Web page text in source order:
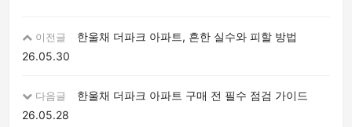
이전글
한울채 더파크 아파트, 흔한 실수와 피할 방법
26.05.30
다음글
한울채 더파크 아파트 구매 전 필수 점검 가이드
26.05.28